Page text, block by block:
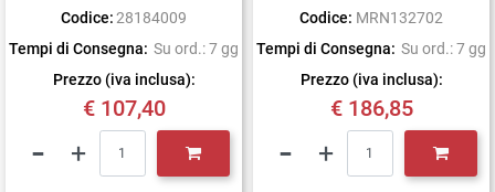
Codice: 28184009
Tempi di Consegna: Su ord.: 7 gg
Prezzo (iva inclusa):
€ 107,40
Codice: MRN132702
Tempi di Consegna: Su ord.: 7 gg
Prezzo (iva inclusa):
€ 186,85